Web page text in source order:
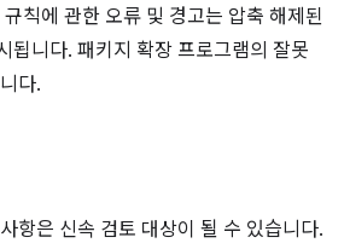
칙에 관한 오류 및 경고는 압축 해제된
됩니다. 패키지 확장 프로그램의 잘못
다.
항은 신속 검토 대상이 될 수 있습니다.